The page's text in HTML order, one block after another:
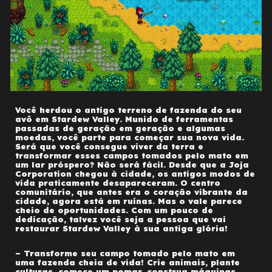
Você herdou o antigo terreno de fazenda do seu
avô em Stardew Valley. Munido de ferramentas
passadas de geração em geração e algumas
moedas, você parte para começar sua nova vida.
Será que você consegue viver da terra e
transformar esses campos tomados pelo mato em
um lar próspero? Não será fácil. Desde que a Joja
Corporation chegou à cidade, os antigos modos de
vida praticamente desapareceram. O centro
comunitário, que antes era o coração vibrante da
cidade, agora está em ruínas. Mas o vale parece
cheio de oportunidades. Com um pouco de
dedicação, talvez você seja a pessoa que vai
restaurar Stardew Valley à sua antiga glória!
– Transforme seu campo tomado pelo mato em
uma fazenda cheia de vida! Crie animais, plante